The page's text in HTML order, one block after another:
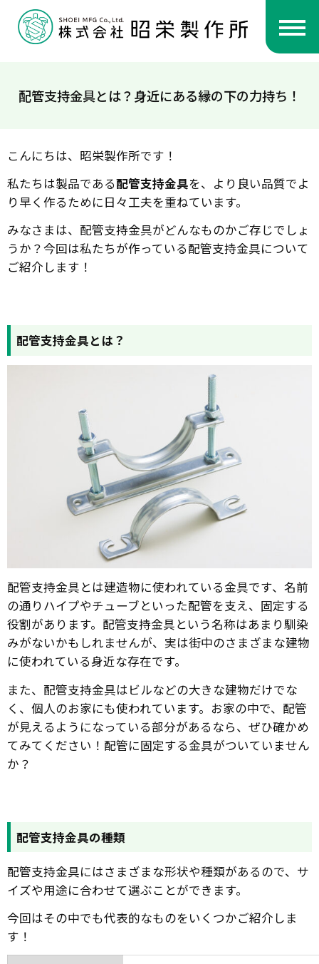
配管支持金具とは？身近にある縁の下の力持ち！
こんにちは、昭栄製作所です！
私たちは製品である配管支持金具を、より良い品質でよ
り早く作るために日々工夫を重ねています。
みなさまは、配管支持金具がどんなものかご存じでしょ
うか？今回は私たちが作っている配管支持金具について
ご紹介します！
配管支持金具とは？
配管支持金具とは建造物に使われている金具です、名前
の通りハイプやチューブといった配管を支え、固定する
役割があります。配管支持金具という名称はあまり馴染
みがないかもしれませんが、実は街中のさまざまな建物
に使われている身近な存在です。
また、配管支持金具はビルなどの大きな建物だけでな
く、個人のお家にも使われています。お家の中で、配管
が見えるようになっている部分があるなら、ぜひ確かめ
てみてください！配管に固定する金具がついていません
か？
配管支持金具の種類
配管支持金具にはさまざまな形状や種類があるので、サ
イズや用途に合わせて選ぶことができます。
今回はその中でも代表的なものをいくつかご紹介しま
す！